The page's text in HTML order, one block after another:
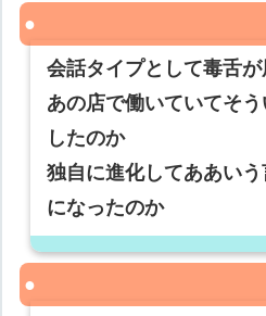
会話タイプとして毒舌
あの店で働いていてそ
したのか
独自に進化してああい
になったのか